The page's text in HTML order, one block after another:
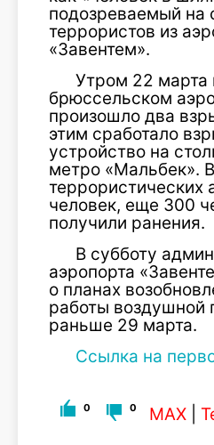
подозреваемый на
террористов из
«Завентем».
Утром 22 марта
брюссельском
произошло два
этим сработало
устройство на
метро «Мальбек». В
террористических
человек, еще 300
получили ранения.
В субботу
аэропорта
о планах
работы воздушной
раньше 29 марта.
Ссылка на
0 0 MAX